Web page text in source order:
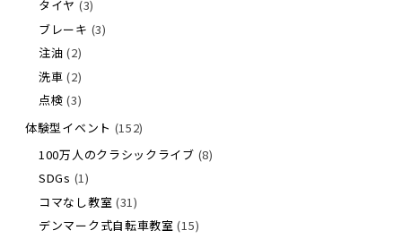
タイヤ (3)
ブレーキ (3)
注油 (2)
洗車 (2)
点検 (3)
体験型イベント (152)
100万人のクラシックライブ (8)
SDGs (1)
コマなし教室 (31)
デンマーク式自転車教室 (15)